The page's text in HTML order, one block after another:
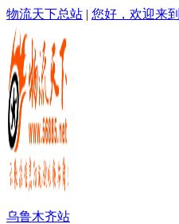
物流天下总站 | 您好，欢迎来
乌鲁木齐站